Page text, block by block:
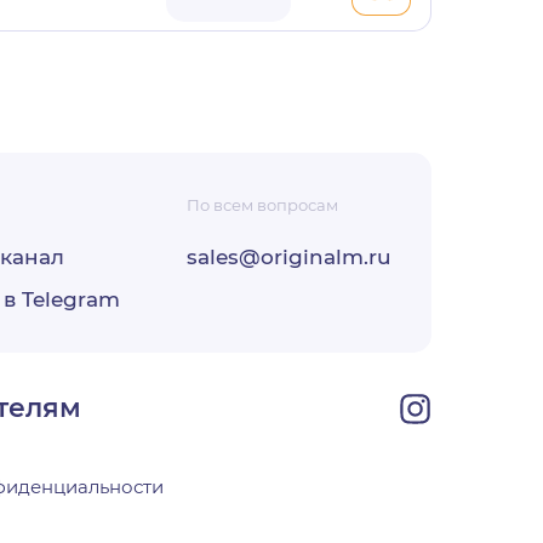
«О
Telegram
По всем вопросам
sales@originalm.ru